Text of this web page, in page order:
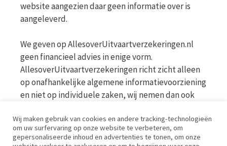
website aangezien daar geen informatie over is
aangeleverd.
We geven op AllesoverUitvaartverzekeringen.nl
geen financieel advies in enige vorm.
AllesoverUitvaartverzekeringen richt zicht alleen
op onafhankelijke algemene informatievoorziening
en niet op individuele zaken, wij nemen dan ook
voor meer informatie op de website van de AFM
www.afm.nl
Wij maken gebruik van cookies en andere tracking-technologieën
om uw surfervaring op onze website te verbeteren, om
gepersonaliseerde inhoud en advertenties te tonen, om onze